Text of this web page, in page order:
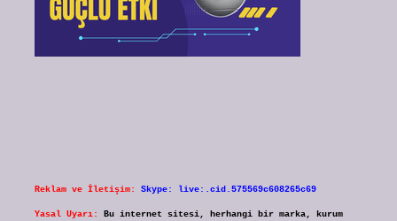
Reklam ve İletişim: Skype: live:.cid.575569c608265c69
Yasal Uyarı:
Bu internet sitesi, herhangi bir marka, kurum